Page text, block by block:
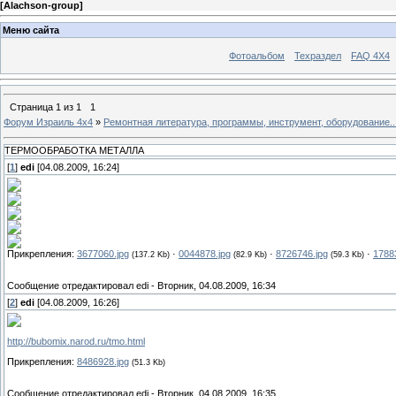
[Alachson-group]
Меню сайта
Фотоальбом Техраздел FAQ 4X4
Страница 1 из 1
1
Форум Израиль 4х4 » Ремонтная литература, программы, инструмент,
ТЕРМООБРАБОТКА МЕТАЛЛА
[1] edi [04.08.2009, 16:24]
Прикрепления: 3677060.jpg (137.2 Kb) · 0044878.jpg (82.9 Kb) · 8726746.jpg (59.3 Kb) ·
Сообщение отредактировал edi - Вторник, 04.08.2009, 16:34
[2] edi [04.08.2009, 16:26]
http://bubomix.narod.ru/tmo.html
Прикрепления: 8486928.jpg (51.3 Kb)
Сообщение отредактировал edi - Вторник, 04.08.2009, 16:35